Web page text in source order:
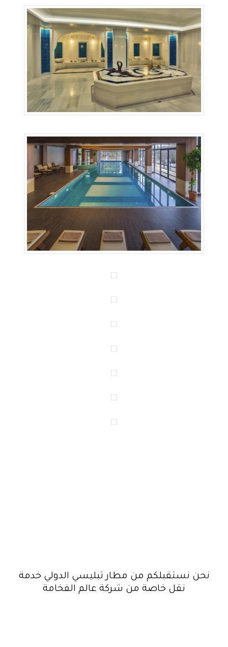
نحن نستقبلكم من مطار تبليسي الدولي خدمة
نقل خاصة من شركة عالم الفخامة